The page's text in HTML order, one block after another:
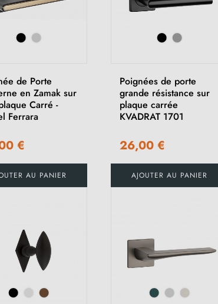
(7 avis)
de Porte
en Zamak sur
Carré -
Ferrara
€
AU PANIER
Poignées de porte
grande résistance sur
plaque carrée
KVADRAT 1701
26,00 €
AJOUTER AU PANIER